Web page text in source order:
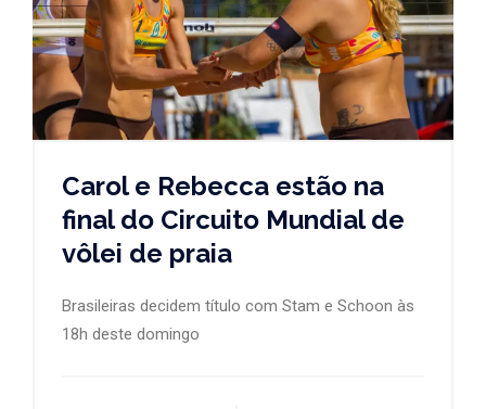
Carol e Rebecca estão na
final do Circuito Mundial de
vôlei de praia
Brasileiras decidem título com Stam e Schoon às
18h deste domingo